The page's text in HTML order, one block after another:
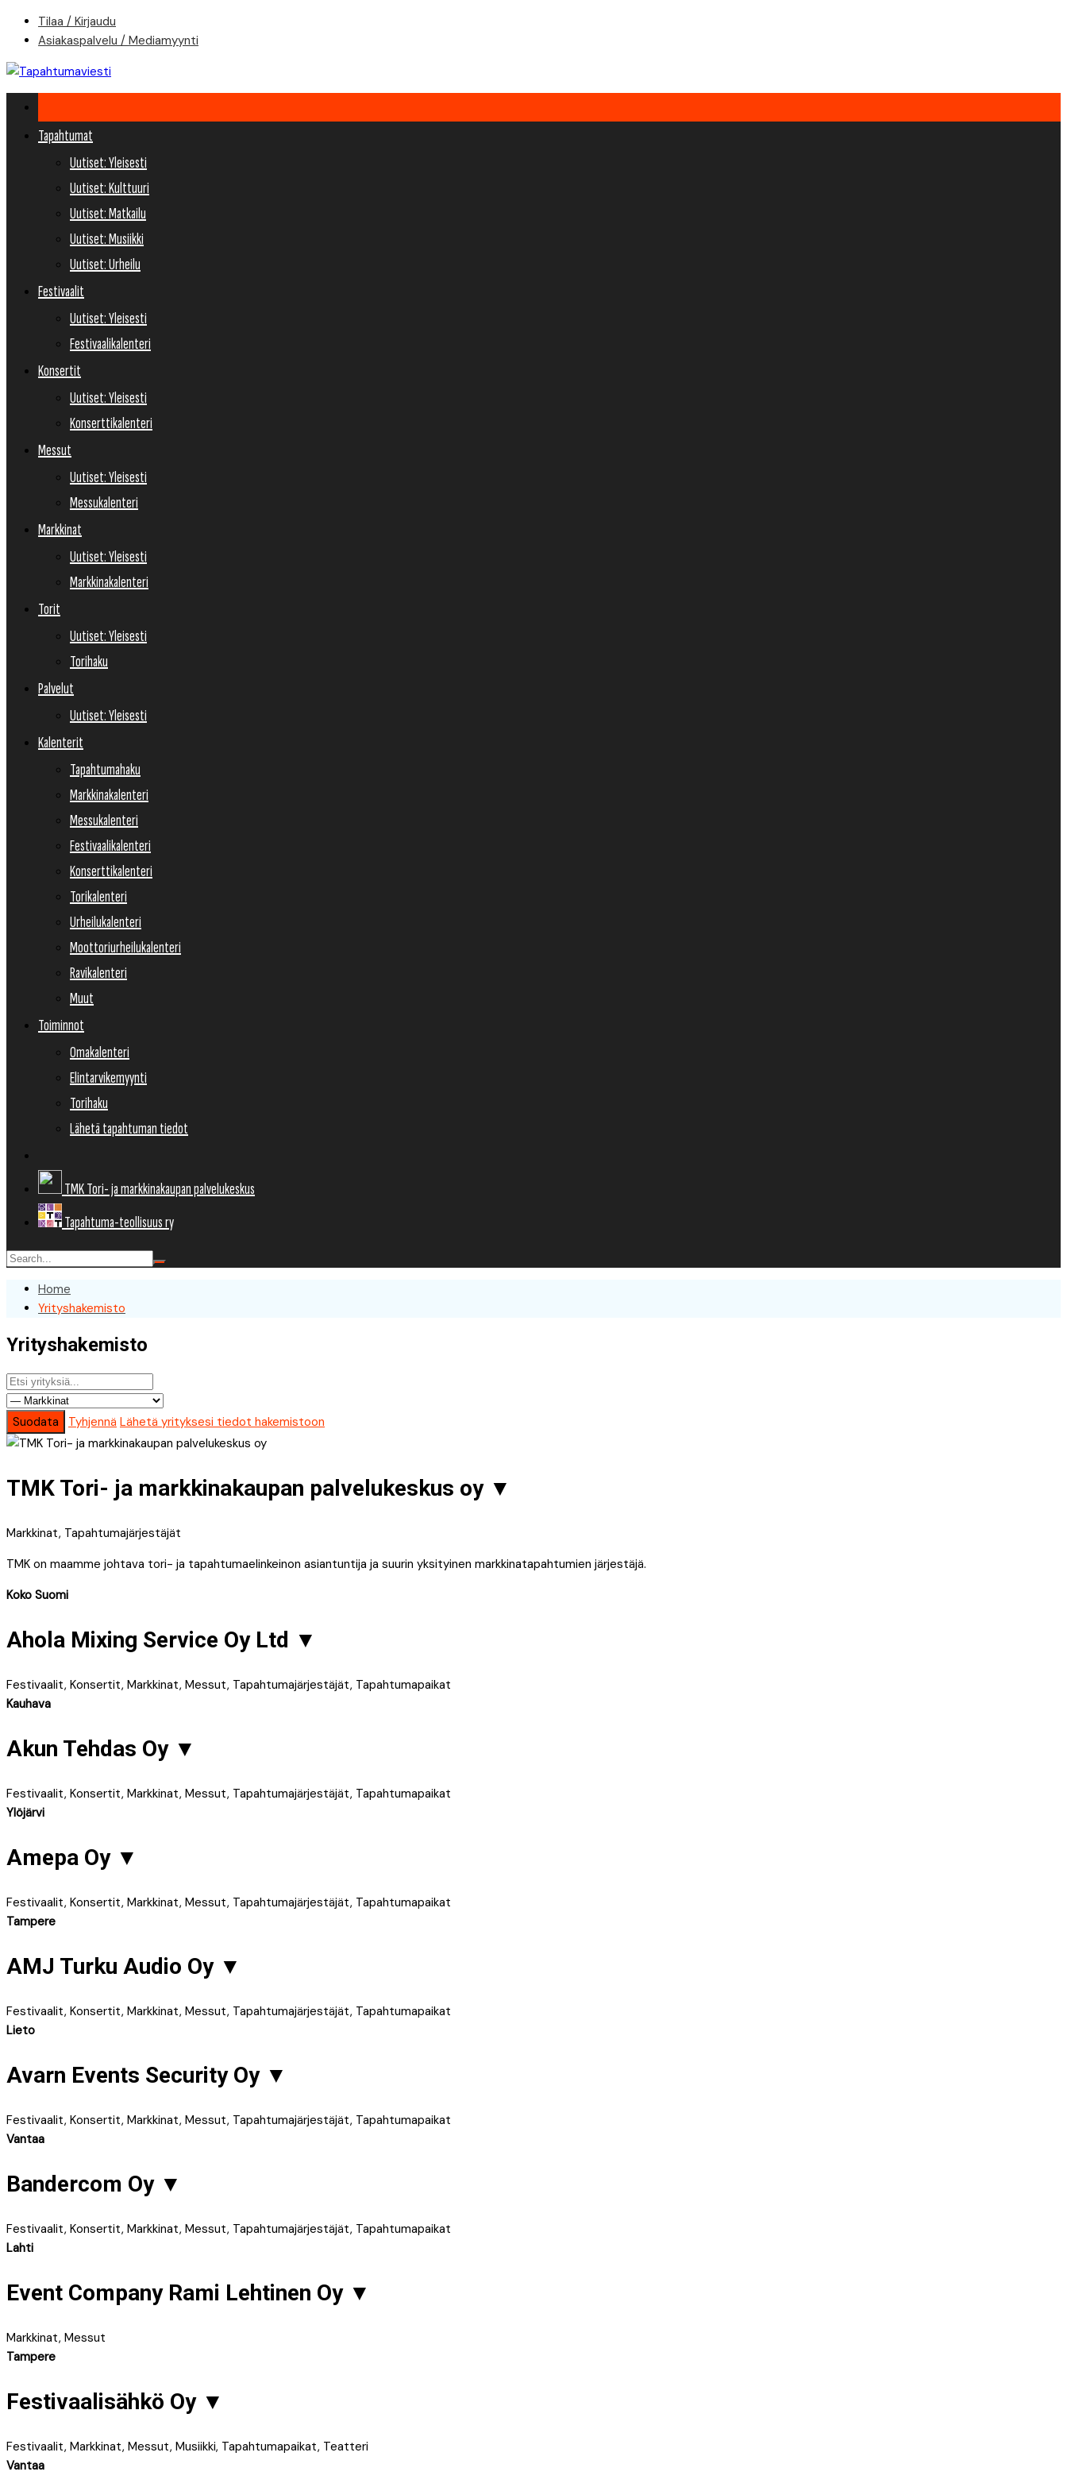
Skip
content
Tilaa / Kirjaudu
Asiakaspalvelu / Mediamyynti
Tapahtumat
Uutiset: Yleisesti
Uutiset: Kulttuuri
Uutiset: Matkailu
Uutiset: Musiikki
Uutiset: Urheilu
Festivaalit
Uutiset: Yleisesti
Festivaalikalenteri
Konsertit
Uutiset: Yleisesti
Konserttikalenteri
Messut
Uutiset: Yleisesti
Messukalenteri
Markkinat
Uutiset: Yleisesti
Markkinakalenteri
Torit
Uutiset: Yleisesti
Torihaku
Palvelut
Uutiset: Yleisesti
Kalenterit
Tapahtumahaku
Markkinakalenteri
Messukalenteri
Festivaalikalenteri
Konserttikalenteri
Torikalenteri
Urheilukalenteri
Moottoriurheilukalenteri
Ravikalenteri
Muut
Toiminnot
Omakalenteri
Elintarvikemyynti
Torihaku
Lähetä tapahtuman tiedot
TMK Tori- ja markkinakaupan palvelukeskus
Tapahtuma-teollisuus ry
Home
Yrityshakemisto
Yrityshakemisto
Suodata Tyhjennä Lähetä yrityksesi tiedot hakemistoon
TMK Tori- ja markkinakaupan palvelukeskus oy ▼
Markkinat, Tapahtumajärjestäjät
TMK on maamme johtava tori- ja tapahtumaelinkeinon asiantuntija ja suurin yksityinen markkinatapahtumien järjestäjä.
Koko Suomi
Ahola Mixing Service Oy Ltd ▼
Festivaalit, Konsertit, Markkinat, Messut, Tapahtumajärjestäjät, Tapahtumapaikat
Kauhava
Akun Tehdas Oy ▼
Festivaalit, Konsertit, Markkinat, Messut, Tapahtumajärjestäjät, Tapahtumapaikat
Ylöjärvi
Amepa Oy ▼
Festivaalit, Konsertit, Markkinat, Messut, Tapahtumajärjestäjät, Tapahtumapaikat
Tampere
AMJ Turku Audio Oy ▼
Festivaalit, Konsertit, Markkinat, Messut, Tapahtumajärjestäjät, Tapahtumapaikat
Lieto
Avarn Events Security Oy ▼
Festivaalit, Konsertit, Markkinat, Messut, Tapahtumajärjestäjät, Tapahtumapaikat
Vantaa
Bandercom Oy ▼
Festivaalit, Konsertit, Markkinat, Messut, Tapahtumajärjestäjät, Tapahtumapaikat
Lahti
Event Company Rami Lehtinen Oy ▼
Markkinat, Messut
Tampere
Festivaalisähkö Oy ▼
Festivaalit, Markkinat, Messut, Musiikki, Tapahtumapaikat, Teatteri
Vantaa